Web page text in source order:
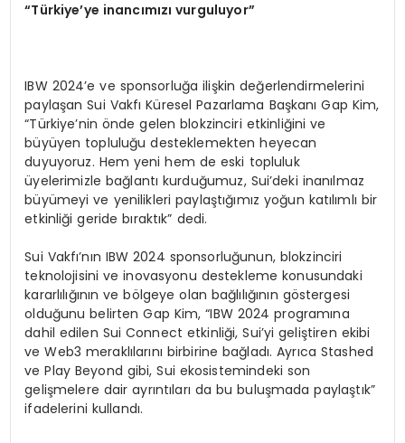
“Türkiye’ye inancımızı vurguluyor”
IBW 2024’e ve sponsorluğa ilişkin değerlendirmelerini
paylaşan Sui Vakfı Küresel Pazarlama Başkanı Gap Kim,
“Türkiye’nin önde gelen blokzinciri etkinliğini ve
büyüyen topluluğu desteklemekten heyecan
duyuyoruz. Hem yeni hem de eski topluluk
üyelerimizle bağlantı kurduğumuz, Sui’deki inanılmaz
büyümeyi ve yenilikleri paylaştığımız yoğun katılımlı bir
etkinliği geride bıraktık” dedi.
Sui Vakfı’nın IBW 2024 sponsorluğunun, blokzinciri
teknolojisini ve inovasyonu destekleme konusundaki
kararlılığının ve bölgeye olan bağlılığının göstergesi
olduğunu belirten Gap Kim, “IBW 2024 programına
dahil edilen Sui Connect etkinliği, Sui’yi geliştiren ekibi
ve Web3 meraklılarını birbirine bağladı. Ayrıca Stashed
ve Play Beyond gibi, Sui ekosistemindeki son
gelişmelere dair ayrıntıları da bu buluşmada paylaştık”
ifadelerini kullandı.